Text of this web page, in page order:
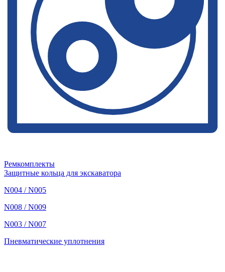
Ремкомплекты
Защитные кольца для экскаватора
N004 / N005
N008 / N009
N003 / N007
Пневматические уплотнения